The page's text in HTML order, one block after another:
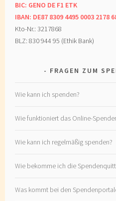
BIC: GENO DE F1 ETK
IBAN: DE87 8309 4495 0003 2178
Kto-Nr.: 3217868
BLZ: 830 944 95 (Ethik Bank)
FRAGEN ZUM
Wie kann ich spenden?
Wie funktioniert das Online-
Wie kann ich regelmäßig spenden?
Wie bekomme ich die
Was kommt bei den